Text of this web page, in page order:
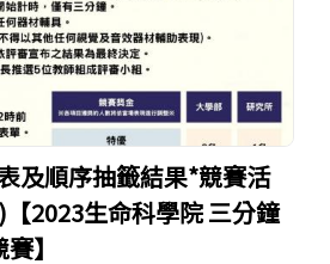
Open
及順序抽籤結果*競賽活
2023生命科學院 三分鐘
】